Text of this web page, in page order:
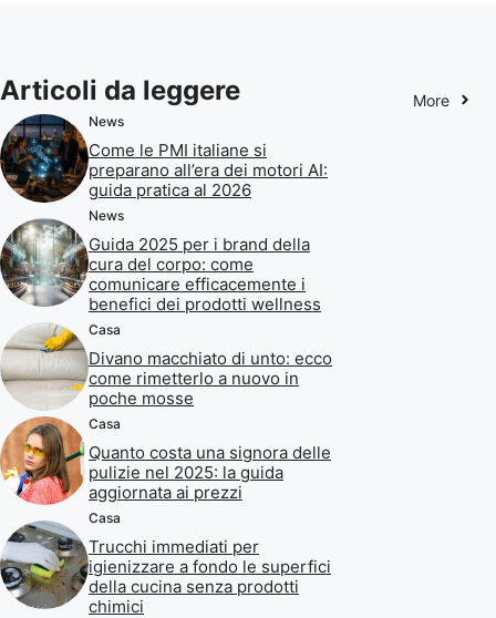
Articoli da leggere More
News
Come le PMI italiane si
preparano all’era dei motori AI:
guida pratica al 2026
News
Guida 2025 per i brand della
cura del corpo: come
comunicare efficacemente i
benefici dei prodotti wellness
Casa
Divano macchiato di unto: ecco
come rimetterlo a nuovo in
poche mosse
Casa
Quanto costa una signora delle
pulizie nel 2025: la guida
aggiornata ai prezzi
Casa
Trucchi immediati per
igienizzare a fondo le superfici
della cucina senza prodotti
chimici